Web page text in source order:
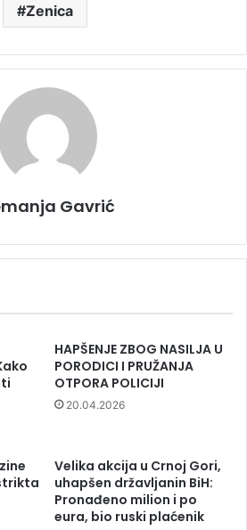
Zenica
Gavrić
HAPŠENJE ZBOG NASILJA U
PORODICI I PRUŽANJA
OTPORA POLICIJI
20.04.2026
Velika akcija u Crnoj Gori,
uhapšen državljanin BiH:
Pronađeno milion i po
eura, bio ruski plaćenik